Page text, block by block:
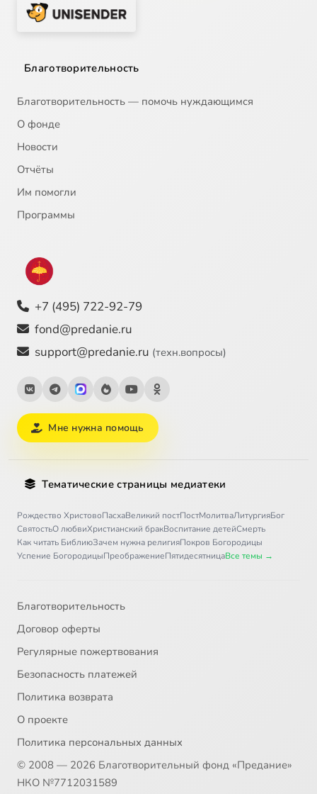
Благотворительность
Благотворительность — помочь нуждающимся
О фонде
Новости
Отчёты
Им помогли
Программы
+7 (495) 722-92-79
fond@predanie.ru
support@predanie.ru (техн.вопросы)
Мне нужна помощь
Тематические страницы медиатеки
Рождество ХристовоПасхаВеликий постПостМолитваЛитургияБог
СвятостьО любвиХристианский бракВоспитание детейСмерть
Как читать БиблиюЗачем нужна религияПокров Богородицы
Успение БогородицыПреображениеПятидесятницаВсе темы →
Благотворительность
Договор оферты
Регулярные пожертвования
Безопасность платежей
Политика возврата
О проекте
Политика персональных данных
© 2008 — 2026 Благотворительный фонд «Предание»
НКО №7712031589